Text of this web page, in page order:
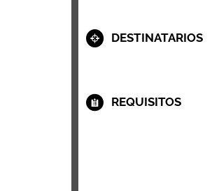
DESTINATARIOS
REQUISITOS